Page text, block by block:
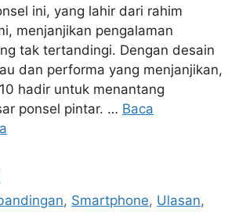
ini, yang lahir dari rahim
menjanjikan pengalaman
tak tertandingi. Dengan desain
dan performa yang menjanjikan,
hadir untuk menantang
ponsel pintar. … Baca
, Smartphone, Ulasan,